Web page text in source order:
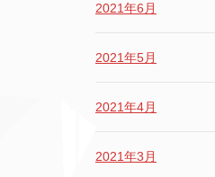
2021年6月
2021年5月
2021年4月
2021年3月